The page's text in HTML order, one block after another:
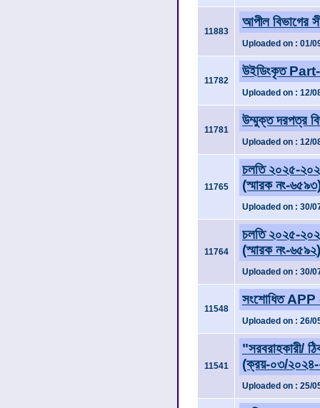
11883
আপীল বিভাগের
Uploaded on : 01/
11782
উইডিংকৃত Part-II
Uploaded on : 12/
11781
উম্মুক্ত দরপত্র
Uploaded on : 12/
11765
চলতি ২০২৫-
(স্মারক নং-
Uploaded on : 30/
11764
চলতি ২০২৫-
(স্মারক নং-৬৫৯২)
Uploaded on : 30/
11548
সংশোধিত
Uploaded on : 26/
11541
"সরবরাহকারী/
(ক্রয়-০৩/
Uploaded on : 25/